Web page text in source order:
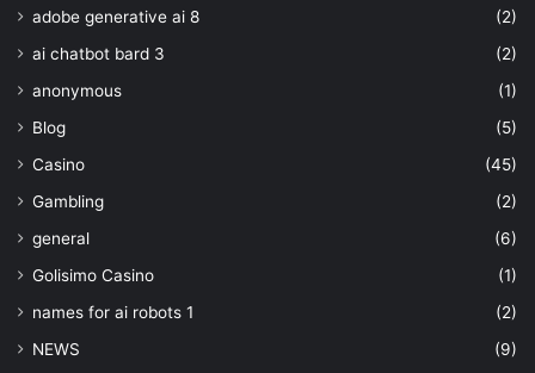
adobe generative ai 8
(2)
ai chatbot bard 3
(2)
anonymous
(1)
Blog
(5)
Casino
(45)
Gambling
(2)
general
(6)
Golisimo Casino
(1)
names for ai robots 1
(2)
NEWS
(9)